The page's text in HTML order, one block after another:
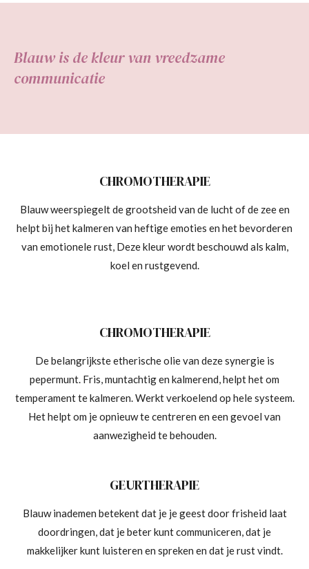
n
e
n
Blauw is de kleur van vreedzame
communicatie
CHROMOTHERAPIE
Blauw weerspiegelt de grootsheid van de lucht of de zee en
helpt bij het kalmeren van heftige emoties en het bevorderen
van emotionele rust, Deze kleur wordt beschouwd als kalm,
koel en rustgevend.
CHROMOTHERAPIE
De belangrijkste etherische olie van deze synergie is
pepermunt. Fris, muntachtig en kalmerend, helpt het om
temperament te kalmeren. Werkt verkoelend op hele systeem.
Het helpt om je opnieuw te centreren en een gevoel van
aanwezigheid te behouden.
GEURTHERAPIE
Blauw inademen betekent dat je je geest door frisheid laat
doordringen, dat je beter kunt communiceren, dat je
makkelijker kunt luisteren en spreken en dat je rust vindt.